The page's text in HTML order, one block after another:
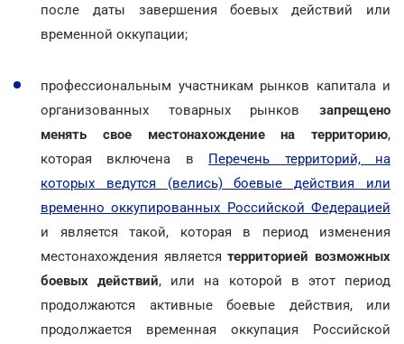
после даты завершения боевых действий или
временной оккупации;
профессиональным участникам рынков капитала и
организованных товарных рынков запрещено
менять свое местонахождение на территорию,
которая включена в Перечень территорий, на
которых ведутся (велись) боевые действия или
временно оккупированных Российской Федерацией
и является такой, которая в период изменения
местонахождения являетсятерриторией возможных
боевых действий, или на которой в этот период
продолжаются активные боевые действия, или
продолжается временная оккупация Российской